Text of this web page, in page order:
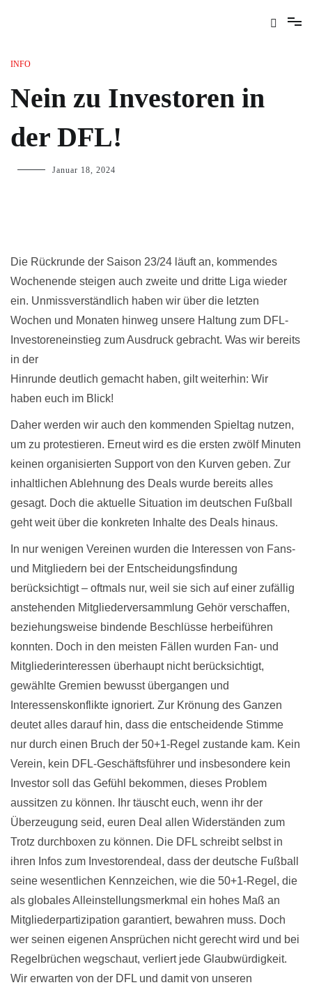
INFO
Nein zu Investoren in
der DFL!
Januar 18, 2024
Die Rückrunde der Saison 23/24 läuft an, kommendes
Wochenende steigen auch zweite und dritte Liga wieder
ein. Unmissverständlich haben wir über die letzten
Wochen und Monaten hinweg unsere Haltung zum DFL-
Investoreneinstieg zum Ausdruck gebracht. Was wir bereits
in der
Hinrunde deutlich gemacht haben, gilt weiterhin: Wir
haben euch im Blick!
Daher werden wir auch den kommenden Spieltag nutzen,
um zu protestieren. Erneut wird es die ersten zwölf Minuten
keinen organisierten Support von den Kurven geben. Zur
inhaltlichen Ablehnung des Deals wurde bereits alles
gesagt. Doch die aktuelle Situation im deutschen Fußball
geht weit über die konkreten Inhalte des Deals hinaus.
In nur wenigen Vereinen wurden die Interessen von Fans-
und Mitgliedern bei der Entscheidungsfindung
berücksichtigt – oftmals nur, weil sie sich auf einer zufällig
anstehenden Mitgliederversammlung Gehör verschaffen,
beziehungsweise bindende Beschlüsse herbeiführen
konnten. Doch in den meisten Fällen wurden Fan- und
Mitgliederinteressen überhaupt nicht berücksichtigt,
gewählte Gremien bewusst übergangen und
Interessenskonflikte ignoriert. Zur Krönung des Ganzen
deutet alles darauf hin, dass die entscheidende Stimme
nur durch einen Bruch der 50+1-Regel zustande kam. Kein
Verein, kein DFL-Geschäftsführer und insbesondere kein
Investor soll das Gefühl bekommen, dieses Problem
aussitzen zu können. Ihr täuscht euch, wenn ihr der
Überzeugung seid, euren Deal allen Widerständen zum
Trotz durchboxen zu können. Die DFL schreibt selbst in
ihren Infos zum Investorendeal, dass der deutsche Fußball
seine wesentlichen Kennzeichen, wie die 50+1-Regel, die
als globales Alleinstellungsmerkmal ein hohes Maß an
Mitgliederpartizipation garantiert, bewahren muss. Doch
wer seinen eigenen Ansprüchen nicht gerecht wird und bei
Regelbrüchen wegschaut, verliert jede Glaubwürdigkeit.
Wir erwarten von der DFL und damit von unseren